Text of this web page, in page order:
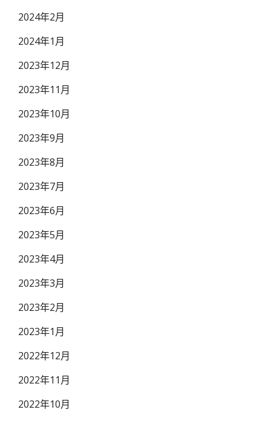
2024年2月
2024年1月
2023年12月
2023年11月
2023年10月
2023年9月
2023年8月
2023年7月
2023年6月
2023年5月
2023年4月
2023年3月
2023年2月
2023年1月
2022年12月
2022年11月
2022年10月